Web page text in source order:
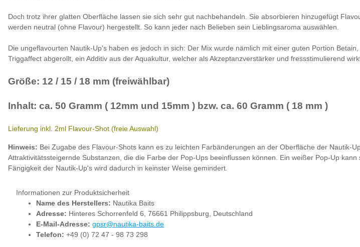
Doch trotz ihrer glatten Oberfläche lassen sie sich sehr gut nachbehandeln. Sie absorbieren hinzugefügt
werden neutral (ohne Flavour) hergestellt. So kann jeder nach Belieben sein Lieblingsaroma auswählen.
Die ungeflavourten Nautik-Up's haben es jedoch in sich: Der Mix wurde nämlich mit einer guten Portion
Triggaffect abgerollt, ein Additiv aus der Aquakultur, welcher als Akzeptanzverstärker und fressstimulierend
Größe: 12 / 15 / 18 mm (freiwählbar)
Inhalt: ca. 50 Gramm ( 12mm und 15mm ) bzw. ca. 60 Gramm ( 18 mm )
Lieferung inkl. 2ml Flavour-Shot (freie Auswahl)
Hinweis: Bei Zugabe des Flavour-Shots kann es zu leichten Farbänderungen an der Oberfläche der Nautik-
Attraktivitätssteigernde Substanzen, die die Farbe der Pop-Ups beeinflussen können. Ein weißer Pop-Up
Fängigkeit der Nautik-Up's wird dadurch in keinster Weise gemindert.
Informationen zur Produktsicherheit
Name des Herstellers: Nautika Baits
Adresse: Hinteres Schorrenfeld 6, 76661 Philippsburg, Deutschland
E-Mail-Adresse: gpsr@nautika-baits.de
Telefon: +49 (0) 72 47 - 98 73 298